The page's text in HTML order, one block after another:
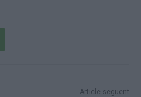
Article següent